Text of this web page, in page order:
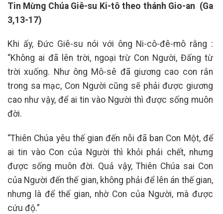
Tin Mừng Chúa Giê-su Ki-tô theo thánh Gio-an (Ga
3,13-17)
Khi ấy, Đức Giê-su nói với ông Ni-cô-đê-mô rằng :
“Không ai đã lên trời, ngoại trừ Con Người, Đấng từ
trời xuống. Như ông Mô-sê đã giương cao con rắn
trong sa mạc, Con Người cũng sẽ phải được giương
cao như vậy, để ai tin vào Người thì được sống muôn
đời.
“Thiên Chúa yêu thế gian đến nỗi đã ban Con Một, để
ai tin vào Con của Người thì khỏi phải chết, nhưng
được sống muôn đời. Quả vậy, Thiên Chúa sai Con
của Người đến thế gian, không phải để lên án thế gian,
nhưng là để thế gian, nhờ Con của Người, mà được
cứu độ.”